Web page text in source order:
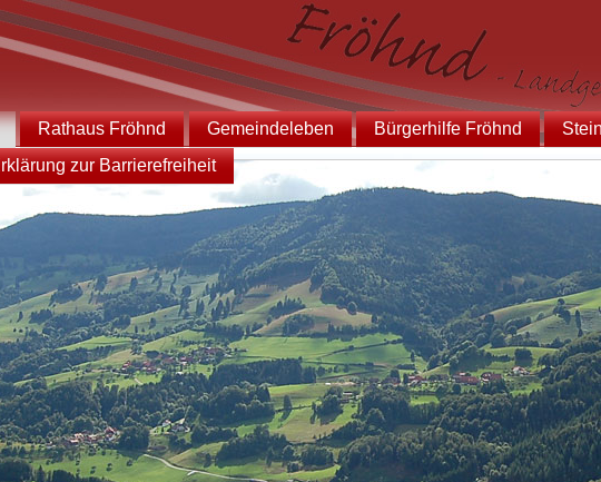
Rathaus Fröhnd Gemeindeleben Bürgerhilfe Fröhnd
zur Barrierefreiheit